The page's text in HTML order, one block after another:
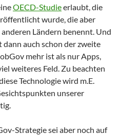
OECD-Studieerlaubt, die
wurde, die aber
Ländern benennt. Und
dann auch schon der zweite
mehr ist als nur Apps,
weiteres Feld. Zu beachten
Technologie wird m.E.
unserer
Strategie sei aber noch auf